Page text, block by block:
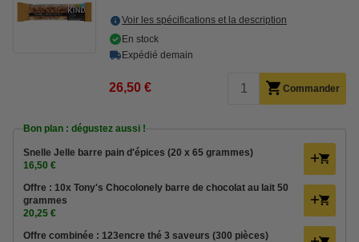
Voir les spécifications et la description
En stock
Expédié demain
26,50 € Commander
Bon plan : dégustez aussi !
Snelle Jelle barre pain d'épices (20 x 65 grammes)
16,50 €
Offre : 10x Tony's Chocolonely barre de chocolat au lait 50
grammes
20,25 €
Offre combinée : 123encre thé 3 saveurs (300 pièces)